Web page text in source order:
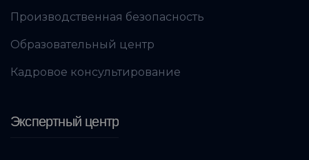
Производственная безопасность
Образовательный центр
Кадровое консультирование
Экспертный центр